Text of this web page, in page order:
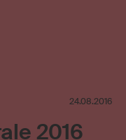
24.08.2016
2016